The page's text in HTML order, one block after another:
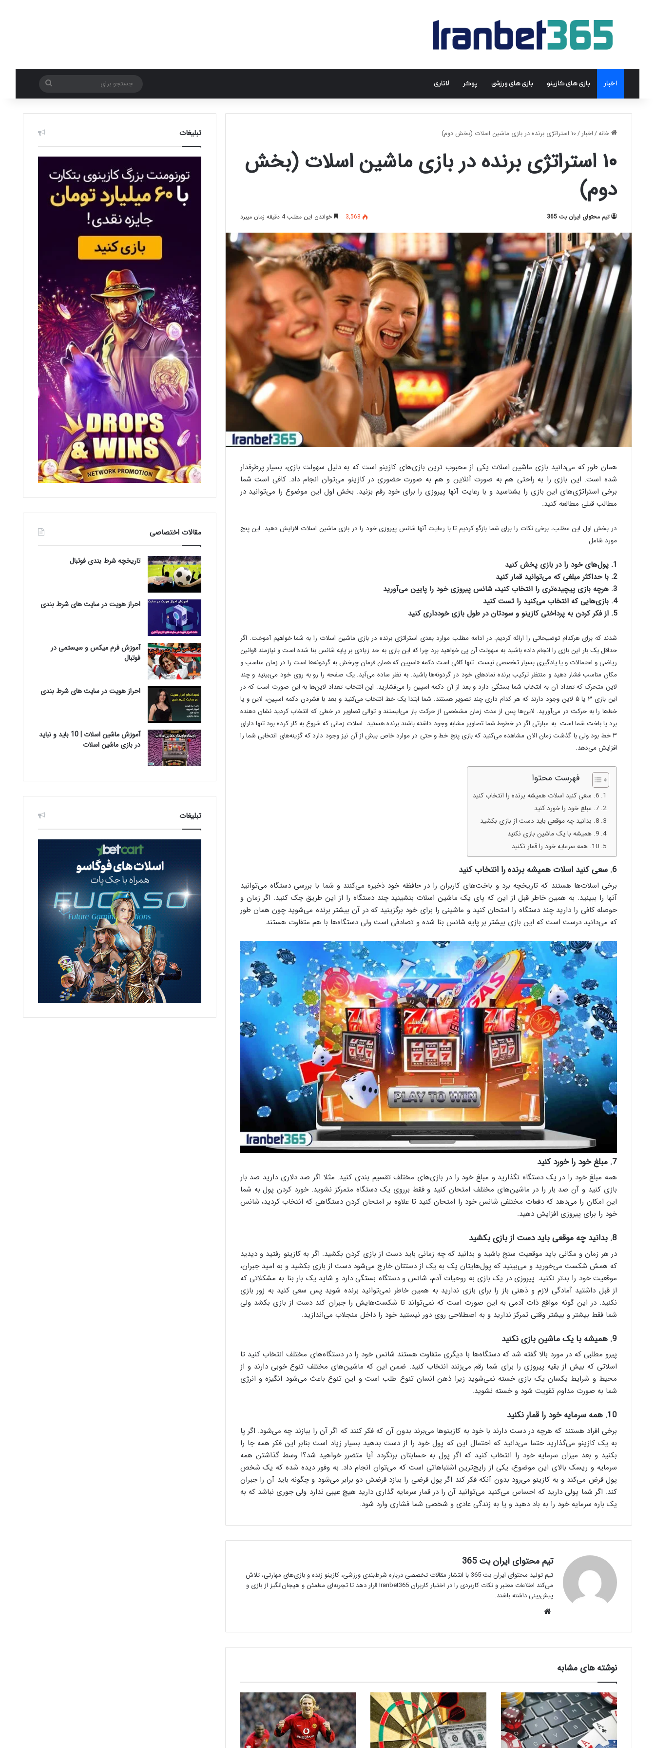
اخبار بازی های کازینو بازی های ورزشی پوکر لاتاری
جستجو
برای
خانه/اخبار/۱۰ استراتژی برنده در بازی ماشین اسلات (بخش دوم)
۱۰ استراتژی برنده در بازی ماشین اسلات (بخش
دوم)
تیم محتوای ایران بت 365 3,568 خواندن این مطلب 4 دقیقه زمان میبرد
همان طور که می‌دانید بازی ماشین اسلات یکی از محبوب ترین بازی‌های کازینو است که به دلیل سهولت بازی، بسیار پرطرفدار
شده است. این بازی را به راحتی هم به صورت آنلاین و هم به صورت حضوری در کازینو می‌توان انجام داد. کافی است شما
برخی استراتژی‌های این بازی را بشناسید و با رعایت آنها پیروزی را برای خود رقم بزنید. بخش اول این موضوع را می‌توانید در
مطالب قبلی مطالعه کنید.
در بخش اول این مطلب، برخی نکات را برای شما بازگو کردیم تا با رعایت آنها شانس پیروزی خود را در بازی ماشین اسلات افزایش دهید. این پنج
مورد شامل
1. پول‌های خود را در بازی پخش کنید
2. با حداکثر مبلغی که می‌توانید قمار کنید
3. هرچه بازی پیچیده‌تری را انتخاب کنید، شانس پیروزی خود را پایین می‌آورید
4. بازی‌هایی که انتخاب می‌کنید را تست کنید
5. از فکر کردن به پرداختی کازینو و سودتان در طول بازی خودداری کنید
شدند که برای هرکدام توضیحاتی را ارائه کردیم. در ادامه مطلب موارد بعدی استراتژی برنده در بازی ماشین اسلات را به شما خواهیم آموخت. اگر
حداقل یک بار این بازی را انجام داده باشید به سهولت آن پی خواهید برد چرا که این بازی به حد زیادی بر پایه شانس بنا شده است و نیازمند قوانین
ریاضی و احتمالات و یا یادگیری بسیار تخصصی نیست. تنها کافی است دکمه «اسپین که همان فرمان چرخش به گردونه‌ها است را در زمان مناسب و
مکان مناسب فشار دهید و منتظر ترکیب برنده نماد‌های خود در گردونه‌ها باشید. به نظر ساده می‌آید. یک صفحه را رو به روی خود می‌بینید و چند
لاین متحرک که تعداد آن به انتخاب شما بستگی دارد و بعد از آن دکمه اسپین را می‌فشارید. این انتخاب تعداد لاین‌ها به این صورت است که در
این بازی ۳ یا ۵ لاین وجود دارند که هر کدام داری چند تصویر هستند. شما ابتدا یک خط انتخاب می‌کنید و بعد با فشردن دکمه اسپین، لاین و یا
خط‌ها را به حرکت در می‌آورید. لاین‌ها پس از مدت زمان مشخصی از حرکت باز می‌ایستند و توالی تصاویر در خطی که انتخاب کردید نشان دهنده
برد یا باخت شما است. به عبارتی اگر در خطوط شما تصاویر مشابه وجود داشته باشند برنده هستید. اسلات زمانی که شروع به کار کرده بود تنها دارای
۳ خط بود ولی با گذشت زمان الان مشاهده می‌کنید که بازی پنج خط و حتی در موارد خاص بیش از آن نیز وجود دارد که گزینه‌های انتخابی شما را
افزایش می‌دهد.
فهرست محتوا
6. سعی کنید اسلات همیشه برنده را انتخاب کنید
7. مبلغ خود را خورد کنید
8. بدانید چه موقعی باید دست از بازی بکشید
9. همیشه با یک ماشین بازی نکنید
10. همه سرمایه خود را قمار نکنید
6. سعی کنید اسلات همیشه برنده را انتخاب کنید
برخی اسلات‌ها هستند که تاریخچه برد و باخت‌های کاربران را در حافظه خود ذخیره می‌کنند و شما با بررسی دستگاه می‌توانید
آنها را ببینید. به همین خاطر قبل از این که پای یک ماشین اسلات بنشینید چند دستگاه را از این طریق چک کنید. اگر زمان و
حوصله کافی را دارید چند دستگاه را امتحان کنید و ماشینی را برای خود برگزینید که در آن بیشتر برنده می‌شوید چون همان طور
که می‌دانید درست است که این بازی بیشتر بر پایه شانس بنا شده و تصادفی است ولی دستگاه‌ها با هم متفاوت هستند.
7. مبلغ خود را خورد کنید
همه مبلغ خود را در یک دستگاه نگذارید و مبلغ خود را در بازی‌های مختلف تقسیم بندی کنید. مثلا اگر صد دلاری دارید صد بار
بازی کنید و آن صد بار را در ماشین‌های مختلف امتحان کنید و فقط برروی یک دستگاه متمرکز نشوید. خورد کردن پول به شما
این امکان را می‌دهد که دفعات مختلفی شانس خود را امتحان کنید تا علاوه بر امتحان کردن دستگاهی که انتخاب کردید، شانس
خود را برای پیروزی افزایش دهید.
8. بدانید چه موقعی باید دست از بازی بکشید
در هر زمان و مکانی باید موقعیت سنج باشید و بدانید که چه زمانی باید دست از بازی کردن بکشید. اگر به کازینو رفتید و دیدید
که همش شکست می‌خورید و می‌بینید که پول‌هایتان یک به یک از دستتان خارج می‌شود دست از بازی بکشید و به امید جبران،
موقعیت خود را بدتر نکنید. پیروزی در یک بازی به روحیات آدم، شانس و دستگاه بستگی دارد و شاید یک بار بنا به مشکلاتی که
از قبل داشتید آمادگی لازم و ذهنی باز را برای بازی ندارید به همین خاطر نمی‌توانید برنده شوید پس سعی کنید به زور بازی
نکنید. در این گونه مواقع ذات آدمی به این صورت است که نمی‌تواند تا شکست‌هایش را جبران کند دست از بازی بکشد ولی
شما فقط بیشتر و بیشتر وقتی تمرکز ندارید و به اصطلاحی روی دور نیستید خود را داخل منجلاب می‌اندازید.
9. همیشه با یک ماشین بازی نکنید
پیرو مطلبی که در مورد بالا گفته شد که دستگاه‌ها با دیگری متفاوت هستند شانس خود را در دستگاه‌های مختلف انتخاب کنید تا
اسلاتی که بیش از بقیه پیروزی را برای شما رقم می‌زنند انتخاب کنید. ضمن این که ماشین‌های مختلف تنوع خوبی دارند و از
محیط و شرایط یکسان یک بازی خسته نمی‌شوید زیرا ذهن انسان تنوع طلب است و این تنوع باعث می‌شود انگیزه و انرژی
شما به صورت مداوم تقویت شود و خسته نشوید.
10. همه سرمایه خود را قمار نکنید
برخی افراد هستند که هرچه در دست دارند با خود به کازینوها می‌برند بدون آن که فکر کنند که اگر آن را ببازند چه می‌شود. اگر پا
به یک کازینو می‌گذارید حتما می‌دانید که احتمال این که پول خود را از دست بدهید بسیار زیاد است بنابر این فکر همه جا را
بکنید و بعد میزان سرمایه خود را انتخاب کنید که اگر پول به حسابتان برنگردد آیا متضرر خواهید شد؟! وسط گذاشتن همه
سرمایه و ریسک بالای این موضوع، یکی از رایج‌ترین اشتباهاتی است که می‌توان انجام داد. به وفور دیده شده که یک شخص
پول قرض می‌کند و به کازینو می‌رود بدون آنکه فکر کند اگر پول قرضی را ببازد قرضش دو برابر می‌شود و چگونه باید آن را جبران
کند. اگر شما پولی دارید که احساس می‌کنید می‌توانید آن را در قمار سرمایه گذاری دارید هیچ عیبی ندارد ولی جوری نباشد که به
یک باره سرمایه خود را به باد دهید و یا به زندگی عادی و شخصی شما فشاری وارد شود.
تیم محتوای ایران بت 365
تیم تولید محتوای ایران بت 365 با انتشار مقالات تخصصی درباره شرط‌بندی ورزشی، کازینو زنده و بازی‌های مهارتی، تلاش
می‌کند اطلاعات معتبر و نکات کاربردی را در اختیار کاربران Iranbet365 قرار دهد تا تجربه‌ای مطمئن و هیجان‌انگیز از بازی و
پیش‌بینی داشته باشند.
نوشته های مشابه
تبلیغات
مقالات اختصاصی
تاریخچه شرط بندی فوتبال
احراز هویت در سایت های شرط بندی
آموزش فرم میکس و سیستمی در
فوتبال
احراز هویت در سایت های شرط بندی
آموزش ماشین اسلات | 10 باید و نباید
در بازی ماشین اسلات
تبلیغات